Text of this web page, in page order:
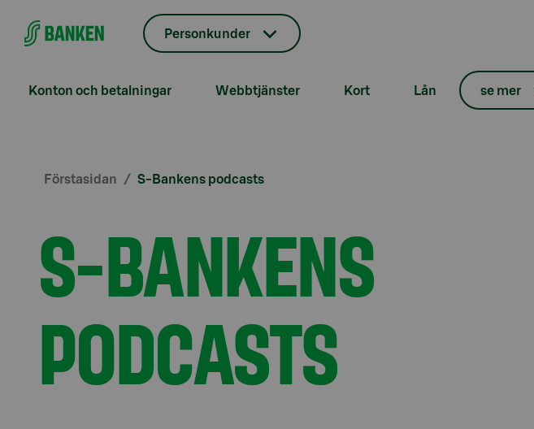
Personkunder
Konton och betalningar Webbtjänster Kort Lån se mer
Förstasidan S-Bankens podcasts
S-BANKENS
PODCASTS